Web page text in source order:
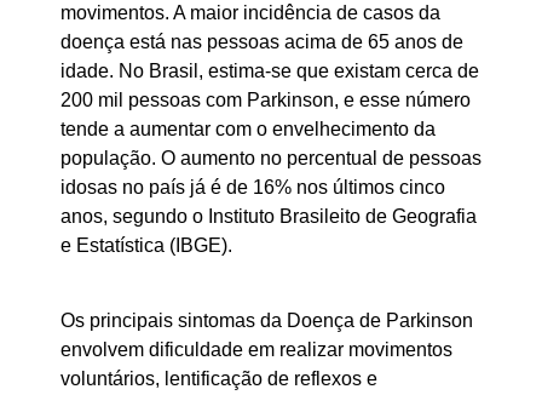
movimentos. A maior incidência de casos da
doença está nas pessoas acima de 65 anos de
idade. No Brasil, estima-se que existam cerca de
200 mil pessoas com Parkinson, e esse número
tende a aumentar com o envelhecimento da
população. O aumento no percentual de pessoas
idosas no país já é de 16% nos últimos cinco
anos, segundo o Instituto Brasileito de Geografia
e Estatística (IBGE).
Os principais sintomas da Doença de Parkinson
envolvem dificuldade em realizar movimentos
voluntários, lentificação de reflexos e